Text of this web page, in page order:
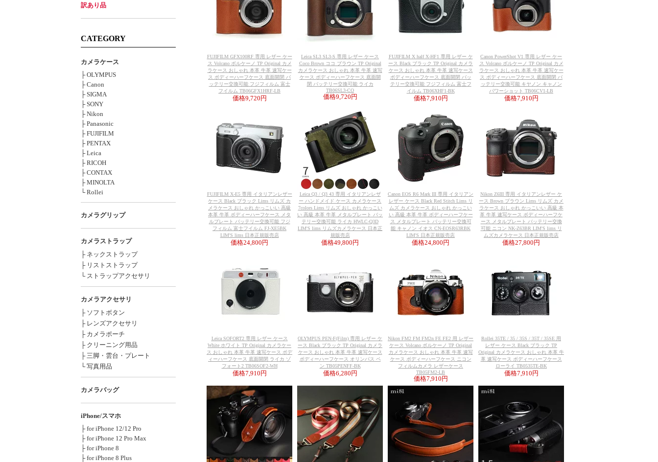
訳あり品
CATEGORY
カメラケース
├ OLYMPUS
├ Canon
├ SIGMA
├ SONY
├ Nikon
├ Panasonic
├ FUJIFILM
├ PENTAX
├ Leica
├ RICOH
├ CONTAX
├ MINOLTA
└ Rollei
カメラグリップ
カメラストラップ
├ ネックストラップ
├ リストストラップ
└ ストラップアクセサリ
カメラアクセサリ
├ ソフトボタン
├ レンズアクセサリ
├ カメラポーチ
├ クリーニング用品
├ 三脚・雲台・プレート
└ 写真用品
カメラバッグ
iPhone/スマホ
├ for iPhone 12/12 Pro
├ for iPhone 12 Pro Max
├ for iPhone 8
├ for iPhone 8 Plus
FUJIFILM GFX100RF 専用 レザー ケー
ス Volcano ボルケーノ TP Original カメ
ラケース おしゃれ 本革 牛革 速写ケー
ス ボディーハーフケース 底面開閉 バ
ッテリー交換可能 フジフィルム 富士
フイルム TB06GFX1HRF-LB
価格9,720円
Leica SL3 SL3-S 専用 レザー ケース
Coco Brown ココ ブラウン TP Original
カメラケース おしゃれ 本革 牛革 速写
ケース ボディーハーフケース 底面開
閉 バッテリー交換可能 ライカ
TB06SL3-CO
価格9,720円
FUJIFILM X half X-HF1 専用 レザー ケ
ース Black ブラック TP Original カメラ
ケース おしゃれ 本革 牛革 速写ケース
ボディーハーフケース 底面開閉 バッ
テリー交換可能 フジフィルム 富士フ
イルム TB06XHF1-BK
価格7,910円
Canon PowerShot V1 専用 レザー ケー
ス Volcano ボルケーノ TP Original カメ
ラケース おしゃれ 本革 牛革 速写ケー
ス ボディーハーフケース 底面開閉 バ
ッテリー交換可能 キヤノン キャノン
パワーショット TB06CV1-LB
価格7,910円
FUJIFILM X-E5 専用 イタリアンレザー
ケース Black ブラック Lims リムズ カ
メラケース おしゃれ かっこいい 高級
本革 牛革 ボディーハーフケース メタ
ルプレート バッテリー交換可能 フジ
フィルム 富士フイルム FJ-XE5BK
LIM'S lims 日本正規販売店
価格24,800円
Leica Q3 / Q3 43 専用 イタリアンレザ
ー ハンドメイド ケース カメラケース
7colors Lims リムズ おしゃれ かっこい
い 高級 本革 牛革 メタルプレート バッ
テリー交換可能 ライカ HWLC-Q3D
LIM'S lims リムズカメラケース 日本正
規販売店
価格49,800円
Canon EOS R6 Mark III 専用 イタリアン
レザー ケース Black Red Stitch Lims リ
ムズ カメラケース おしゃれ かっこい
い 高級 本革 牛革 ボディーハーフケー
ス メタルプレート バッテリー交換可
能 キャノン イオス CN-EOSR63RBK
LIM'S 日本正規販売店
価格24,800円
Nikon Z6III 専用 イタリアンレザー ケ
ース Brown ブラウン Lims リムズ カメ
ラケース おしゃれ かっこいい 高級 本
革 牛革 速写ケース ボディーハーフケ
ース メタルプレート バッテリー交換
可能 ニコン NK-Z63BR LIM'S lims リ
ムズカメラケース 日本正規販売店
価格27,800円
Leica SOFORT2 専用 レザー ケース
White ホワイト TP Original カメラケー
ス おしゃれ 本革 牛革 速写ケース ボデ
ィーハーフケース 底面開閉 ライカ ゾ
フォート2 TB06SOF2-WH
価格7,910円
OLYMPUS PEN-F(Film) 専用 レザー ケ
ース Black ブラック TP Original カメラ
ケース おしゃれ 本革 牛革 速写ケース
ボディーハーフケース オリンパス ペ
ン TB05PENFF-BK
価格6,280円
Nikon FM2 FM FM2n FE FE2 用 レザー
ケース Volcano ボルケーノ TP Original
カメラケース おしゃれ 本革 牛革 速写
ケース ボディーハーフケース ニコン
フィルムカメラ レザーケース
TB05FM2-LB
価格7,910円
Rollei 35TE / 35 / 35S / 35T / 35SE 用
レザー ケース Black ブラック TP
Original カメラケース おしゃれ 本革 牛
革 速写ケース ボディーハーフケース
ローライ TB0535TE-BK
価格7,910円